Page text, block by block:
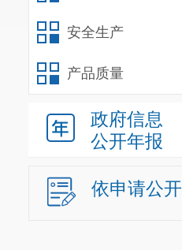
安全生产
产品质量
政府信息
公开年报
依申请公开